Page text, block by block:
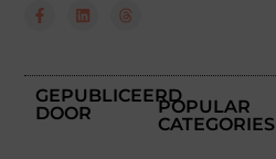
GEPUBLICEERD
DOOR
POPULAR
CATEGORIES